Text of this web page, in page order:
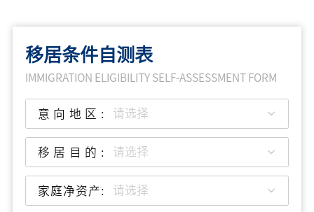
移居条件自测表
IMMIGRATION ELIGIBILITY SELF-ASSESSMENT FORM
意向地区: 请选择
移居目的: 请选择
家庭净资产: 请选择